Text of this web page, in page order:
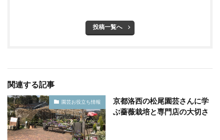
投稿一覧へ
関連する記事
園芸お役立ち情報
京都洛西の松尾園芸さんに学
ぶ薔薇栽培と専門店の大切さ